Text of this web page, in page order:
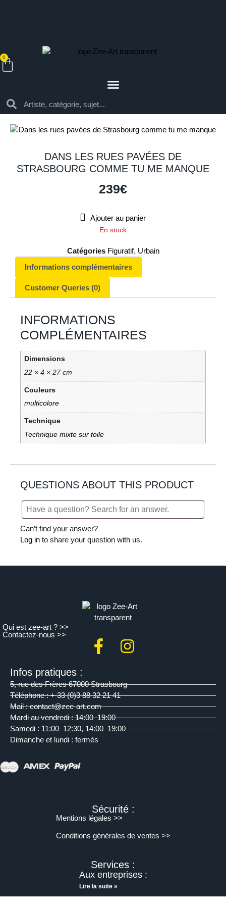
0
DANS LES RUES PAVÉES DE
STRASBOURG COMME TU ME MANQUE
239€
Ajouter au panier
En stock
Catégories Figuratif, Urbain
Informations complémentaires
Customer Queries (0)
INFORMATIONS
COMPLÉMENTAIRES
Dimensions
22 × 4 × 27 cm
Couleurs
multicolore
Technique
Technique mixte sur toile
QUESTIONS ABOUT THIS PRODUCT
Can’t find your answer?
Log in to share your question with us.
Qui est zee-art ? >>
Contactez-nous >>
Infos pratiques :
5, rue des Frères 67000 Strasbourg
Téléphone : + 33 (0)3 88 32 21 41
Mail : contact@zee-art.com
Mardi au vendredi : 14:00–19:00
Samedi : 11:00–12:30, 14:00–19:00
Dimanche et lundi : fermés
Sécurité :
Mentions légales >>
Conditions générales de ventes >>
Services :
Aux entreprises :
Lire la suite »